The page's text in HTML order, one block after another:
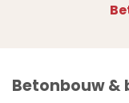
Betonbouw &